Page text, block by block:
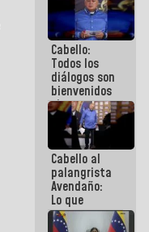
narrativa
hegemónica?
(1)
Cabello:
Todos los
diálogos son
bienvenidos
siempre que
estén en el
marco de la
Constitución
de la
República
Cabello al
palangrista
Avendaño:
Lo que
vayas a
escribir